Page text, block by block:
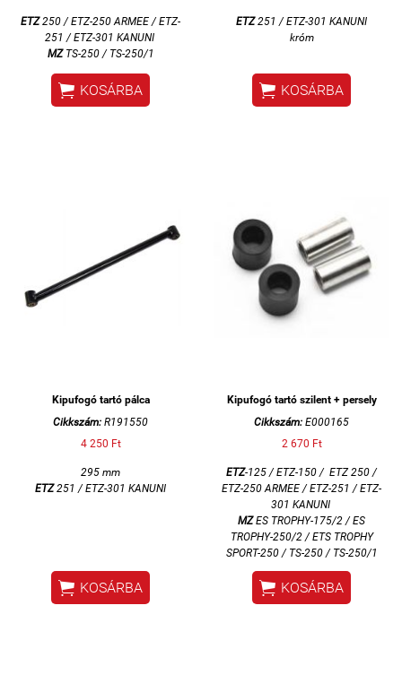
ETZ250 / ETZ-250 ARMEE / ETZ-
251 / ETZ-301 KANUNI
MZTS-250 / TS-250/1
 KOSÁRBA
ETZ251 / ETZ-301 KANUNI
króm
 KOSÁRBA
Kipufogó tartó pálca
Cikkszám: R191550
4 250 Ft
295 mm
ETZ251 / ETZ-301 KANUNI
 KOSÁRBA
Kipufogó tartó szilent + persely
Cikkszám: E000165
2 670 Ft
ETZ-125 / ETZ-150 / ETZ 250 /
ETZ-250 ARMEE / ETZ-251 / ETZ-
301 KANUNI
MZES TROPHY-175/2 / ES
TROPHY-250/2 / ETS TROPHY
SPORT-250 / TS-250 / TS-250/1
 KOSÁRBA